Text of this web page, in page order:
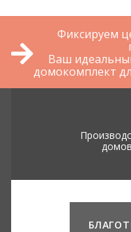
Фиксируем
Ваш
домокомплект